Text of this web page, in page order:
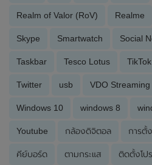
Realm of Valor (RoV) Realme
Skype Smartwatch Social
Taskbar Tesco Lotus TikTok
Twitter usb VDO Streaming
Windows 10 windows 8
Youtube กล้องดิจิตอล การตั้
คีย์บอร์ด ตามกระแส ติดตั้งโป